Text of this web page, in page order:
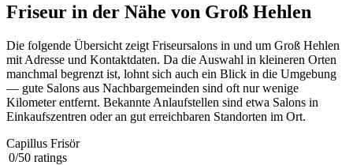
Friseur in der Nähe von Groß Hehlen
Die folgende Übersicht zeigt Friseursalons in und um Groß Hehlen
mit Adresse und Kontaktdaten. Da die Auswahl in kleineren Orten
manchmal begrenzt ist, lohnt sich auch ein Blick in die Umgebung
— gute Salons aus Nachbargemeinden sind oft nur wenige
Kilometer entfernt. Bekannte Anlaufstellen sind etwa Salons in
Einkaufszentren oder an gut erreichbaren Standorten im Ort.
Capillus Frisör
0/50 ratings